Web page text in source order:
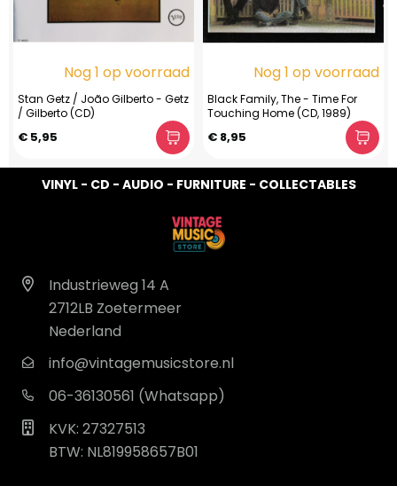
Nog 1 op voorraad
Stan Getz / João Gilberto - Getz
/ Gilberto (CD)
€ 5,95
Nog 1 op voorraad
Black Family, The - Time For
Touching Home (CD, 1989)
€ 8,95
VINYL - CD - AUDIO - FURNITURE - COLLECTABLES
Industrieweg 14 A
2712LB Zoetermeer
Nederland
info@vintagemusicstore.nl
06-36130561 (Whatsapp)
KVK: 27327513
BTW: NL819958657B01